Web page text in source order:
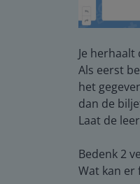
Je
Als eerst
het
dan de
Laat de
Bedenk 2
Wat kan er